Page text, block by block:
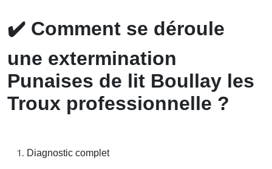
✔️ Comment se déroule
une extermination
Punaises de lit Boullay les
Troux professionnelle ?
Diagnostic complet